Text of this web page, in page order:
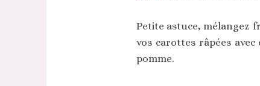
Petite astuce, mélangez
vos carottes râpées
pomme.